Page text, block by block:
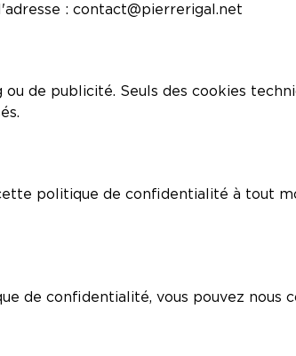
: contact@pierrerigal.net
de publicité. Seuls des cookies
politique de confidentialité à tout
de confidentialité, vous pouvez nous